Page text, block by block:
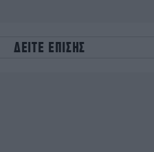
ΔΕΙΤΕ ΕΠΙΣΗΣ